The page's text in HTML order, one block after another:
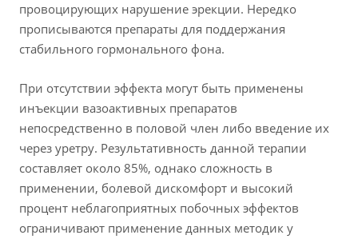
провоцирующих нарушение эрекции. Нередко
прописываются препараты для поддержания
стабильного гормонального фона.
При отсутствии эффекта могут быть применены
инъекции вазоактивных препаратов
непосредственно в половой член либо введение их
через уретру. Результативность данной терапии
составляет около 85%, однако сложность в
применении, болевой дискомфорт и высокий
процент неблагоприятных побочных эффектов
ограничивают применение данных методик у